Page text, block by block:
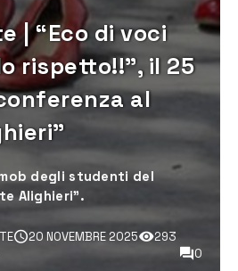
| “Eco di voci
rispetto!!”, il 25
al
degli studenti del
Alighieri”.
20 NOVEMBRE 2025
293
0